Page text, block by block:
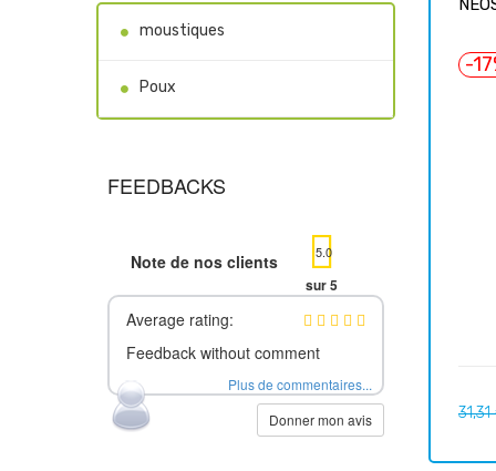
moustiques
Poux
FEEDBACKS
Note de nos clients 5.0
sur 5
Average rating:
Feedback without comment
Plus de commentaires...
Donner mon avis
-
Prix